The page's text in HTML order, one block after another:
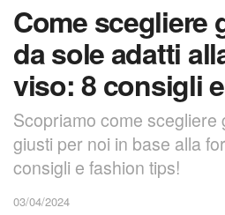
Come scegliere
da sole adatti
viso: 8 consigli
Scopriamo come scegliere
giusti per noi in base alla
consigli e fashion tips!
03/04/2024